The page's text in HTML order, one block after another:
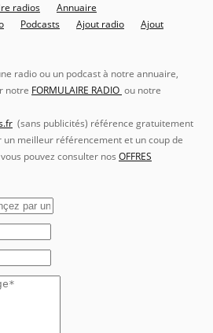
radios
Annuaire
Podcasts Ajout radio
Ajout
radio ou un podcast à notre annuaire,
notre FORMULAIRE RADIO ou notre
(sans publicités) référence gratuitement
un meilleur référencement et un coup de
pouvez consulter nos OFFRES